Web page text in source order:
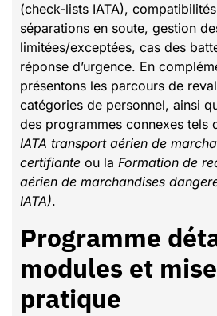
(check-lists IATA),
séparations en soute, gestion
limitées/exceptées, cas des
réponse d’urgence. En
présentons les parcours de
catégories de personnel, ainsi
des programmes connexes tels
IATA transport aérien de
certifiante ou la Formation de
aérien de marchandises
IATA).
Programme
modules et
pratique